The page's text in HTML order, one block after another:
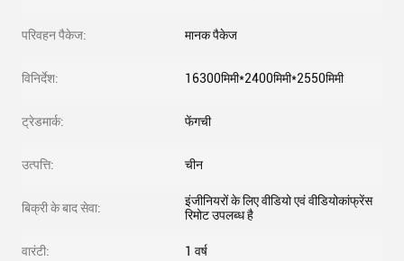
परिवहन पैकेज: मानक पैकेज
विनिर्देश: 16300मिमी*2400मिमी*2550मिमी
ट्रेडमार्क: फेंगची
उत्पत्ति: चीन
बिक्री के बाद सेवा:
इंजीनियरों के लिए वीडियो एवं वीडियोकांफ्रेंस
रिमोट उपलब्ध है
वारंटी: 1 वर्ष